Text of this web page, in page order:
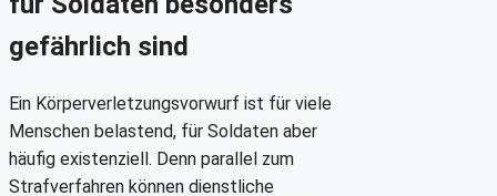
gefährlich sind
Ein Körperverletzungsvorwurf ist für viele
Menschen belastend, für Soldaten aber
häufig existenziell. Denn parallel zum
Strafverfahren können dienstliche